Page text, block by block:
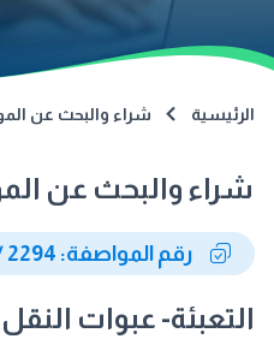
الرئيسية شراء والبحث عن
شراء والبحث عن
رقم المواصفة: 2294 / 2023
التعبئة- عبوات